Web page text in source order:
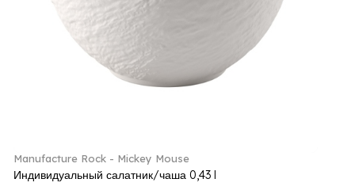
Manufacture Rock - Mickey Mouse
Индивидуальный салатник/чаша 0,43 l